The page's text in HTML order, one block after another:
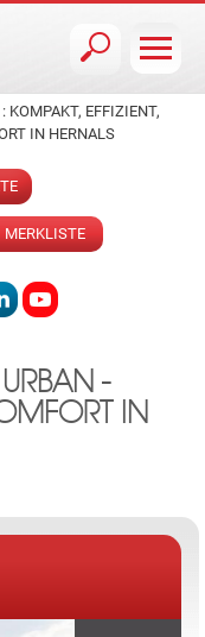
: KOMPAKT, EFFIZIENT,
IN HERNALS
MERKLISTE
-
IN